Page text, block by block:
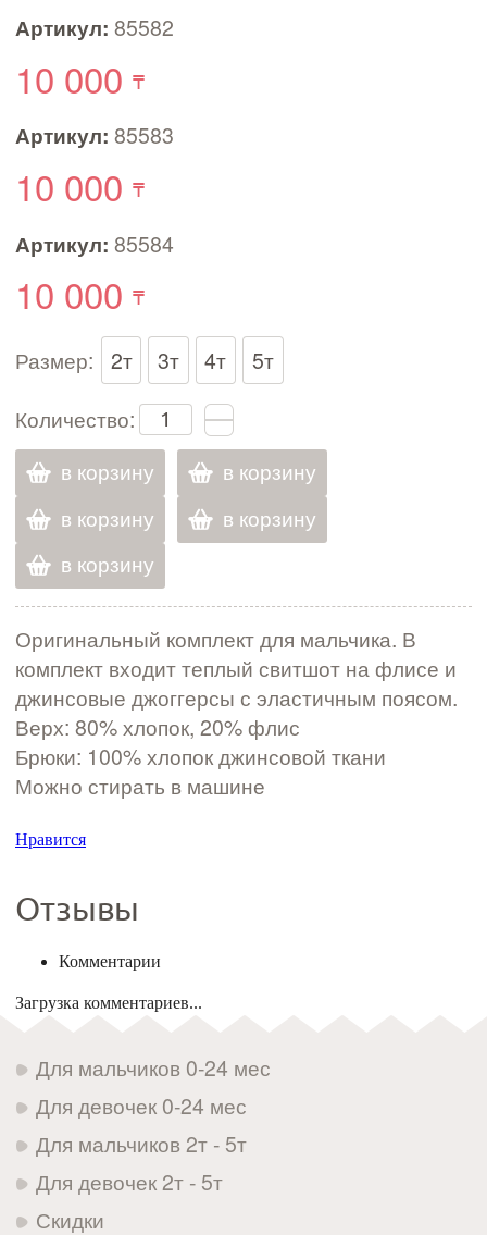
Артикул: 85582
10 000
Артикул: 85583
10 000
Артикул: 85584
10 000
Размер: 2т 3т 4т
5т
Количество:
в корзину
в корзину
в корзину
в корзину
в корзину
Оригинальный комплект для мальчика. В
комплект входит теплый свитшот на флисе и
джинсовые джоггерсы с эластичным поясом.
Верх: 80% хлопок, 20% флис
Брюки: 100% хлопок джинсовой ткани
Можно стирать в машине
Нравится
Отзывы
Комментарии
Загрузка комментариев...
Для мальчиков 0-24 мес
Для девочек 0-24 мес
Для мальчиков 2т - 5т
Для девочек 2т - 5т
Скидки